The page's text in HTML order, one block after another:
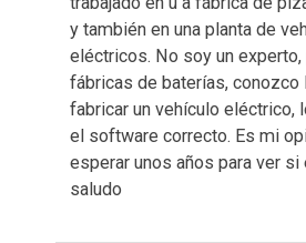
y también en una planta de
eléctricos. No soy un
fábricas de baterías,
fabricar un vehículo eléctrico,
el software correcto. Es mi
esperar unos años para ver
saludo